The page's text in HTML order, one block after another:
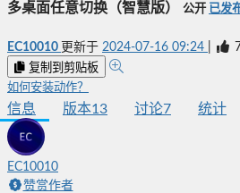
多桌面任意切换（智慧版） 公开 已发
EC10010 更新于 2024-07-16 09:24
复制到剪贴板
如何安装动作？
信息 版本13 讨论7 统计
EC10010
赞赏作者